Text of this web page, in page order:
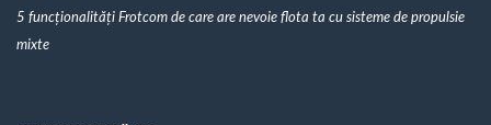
5 funcționalități Frotcom de care are nevoie flota ta cu sisteme de propulsie
mixte